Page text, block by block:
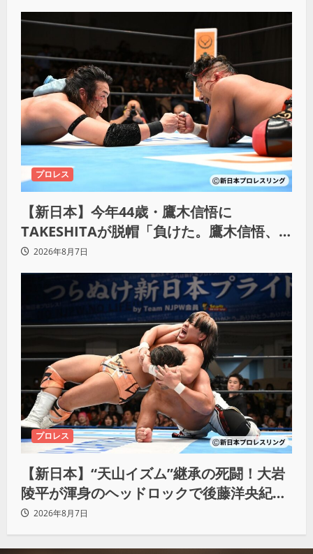
プロレス
【新日本】今年44歳・鷹木信悟に
TAKESHITAが脱帽「負けた。鷹木信悟、
強いわ！」
2026年8月7日
プロレス
【新日本】“天山イズム”継承の死闘！大岩
陵平が渾身のヘッドロックで後藤洋央紀か
らタップ奪取 執念の「リベンジ＆4勝目」
2026年8月7日